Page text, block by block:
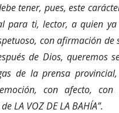
tener, pues, este
para ti, lector, a quien
con afirmación de
de Dios, queremos
de la prensa
con afecto, con
LA VOZ DE LA BAHÍA”.